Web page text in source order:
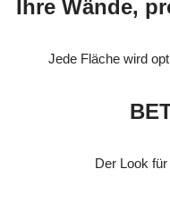
Ihre Wände,
Jede Fläche wird
Der Look